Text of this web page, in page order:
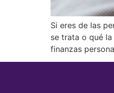
Si eres de las
se trata o qué
finanzas